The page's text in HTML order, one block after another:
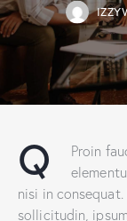
Q
Proin
nisi in consequat.
sollicitudin,